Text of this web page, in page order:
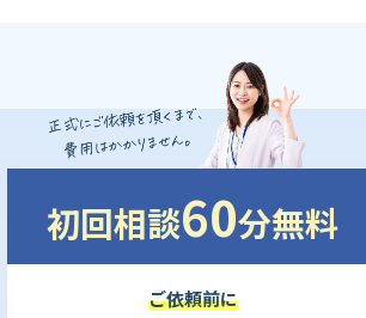
初回相談60分無料
ご依頼前に